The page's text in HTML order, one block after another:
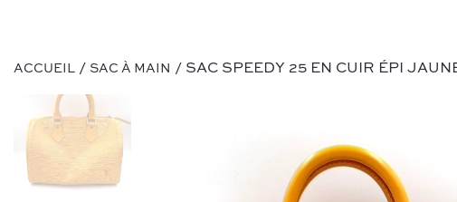
ACCUEIL / SAC À MAIN / SAC SPEEDY 25 EN CUIR ÉPI